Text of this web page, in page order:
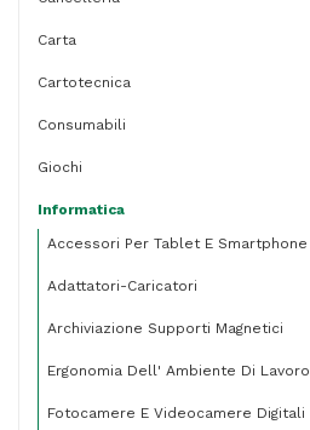
Carta
Cartotecnica
Consumabili
Giochi
Informatica
Accessori Per Tablet E Smartphone
Adattatori-Caricatori
Archiviazione Supporti Magnetici
Ergonomia Dell' Ambiente Di Lavoro
Fotocamere E Videocamere Digitali